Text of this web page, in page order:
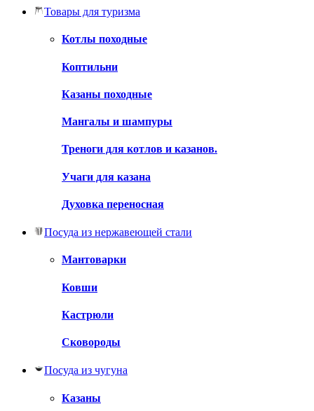
Товары для туризма
Котлы походные
Коптильни
Казаны походные
Мангалы и шампуры
Треноги для котлов и казанов.
Учаги для казана
Духовка переносная
Посуда из нержавеющей стали
Мантоварки
Ковши
Кастрюли
Сковороды
Посуда из чугуна
Казаны